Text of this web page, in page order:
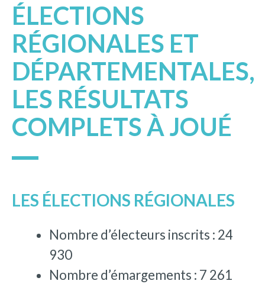
ÉLECTIONS
RÉGIONALES ET
DÉPARTEMENTALES,
LES RÉSULTATS
COMPLETS À JOUÉ
LES ÉLECTIONS RÉGIONALES
Nombre d’électeurs inscrits : 24
930
Nombre d’émargements : 7 261